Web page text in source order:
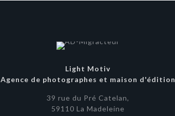
Light Motiv
Agence de photographes et maison d'édition
39 rue du Pré Catelan,
59110 La Madeleine